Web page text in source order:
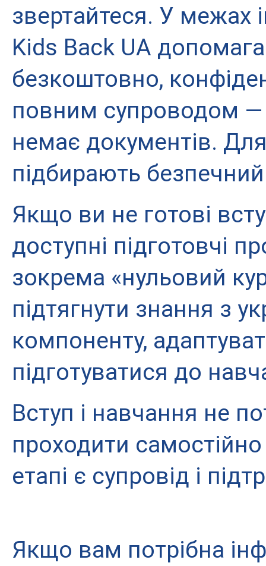
звертайтеся. У межах
Kids Back UA
безкоштовно,
повним супроводом —
немає документів.
підбирають
Якщо ви не готові
доступні підготовчі
зокрема «нульовий
підтягнути знання з
компоненту,
підготуватися до
Вступ і навчання не
проходити
етапі є супровід і
Якщо вам потрібна